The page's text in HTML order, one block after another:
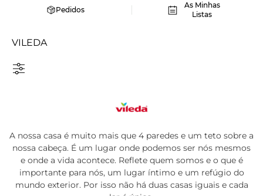
Pedidos
As Minhas
Listas
VILEDA
A nossa casa é muito mais que 4 paredes e um teto sobre a
nossa cabeça. É um lugar onde podemos ser nós mesmos
e onde a vida acontece. Reflete quem somos e o que é
importante para nós, um lugar íntimo e um refúgio do
mundo exterior. Por isso não há duas casas iguais e cada